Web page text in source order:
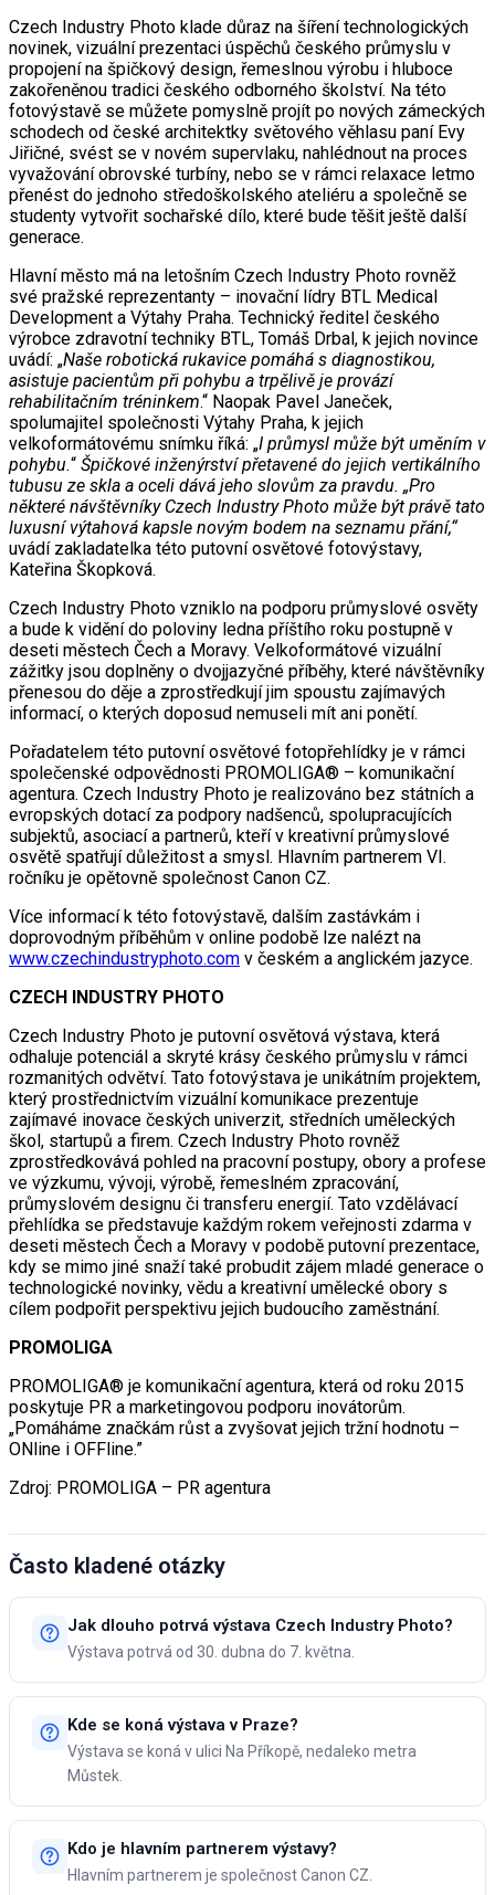
Czech Industry Photo klade důraz na šíření technologických
novinek, vizuální prezentaci úspěchů českého průmyslu v
propojení na špičkový design, řemeslnou výrobu i hluboce
zakořeněnou tradici českého odborného školství. Na této
fotovýstavě se můžete pomyslně projít po nových zámeckých
schodech od české architektky světového věhlasu paní Evy
Jiřičné, svést se v novém supervlaku, nahlédnout na proces
vyvažování obrovské turbíny, nebo se v rámci relaxace letmo
přenést do jednoho středoškolského ateliéru a společně se
studenty vytvořit sochařské dílo, které bude těšit ještě další
generace.
Hlavní město má na letošním Czech Industry Photo rovněž
své pražské reprezentanty – inovační lídry BTL Medical
Development a Výtahy Praha. Technický ředitel českého
výrobce zdravotní techniky BTL, Tomáš Drbal, k jejich novince
uvádí: „Naše robotická rukavice pomáhá s diagnostikou,
asistuje pacientům při pohybu a trpělivě je provází
rehabilitačním tréninkem.“ Naopak Pavel Janeček,
spolumajitel společnosti Výtahy Praha, k jejich
velkoformátovému snímku říká: „I průmysl může být uměním v
pohybu.“ Špičkové inženýrství přetavené do jejich vertikálního
tubusu ze skla a oceli dává jeho slovům za pravdu. „Pro
některé návštěvníky Czech Industry Photo může být právě tato
luxusní výtahová kapsle novým bodem na seznamu přání,“
uvádí zakladatelka této putovní osvětové fotovýstavy,
Kateřina Škopková.
Czech Industry Photo vzniklo na podporu průmyslové osvěty
a bude k vidění do poloviny ledna příštího roku postupně v
deseti městech Čech a Moravy. Velkoformátové vizuální
zážitky jsou doplněny o dvojjazyčné příběhy, které návštěvníky
přenesou do děje a zprostředkují jim spoustu zajímavých
informací, o kterých doposud nemuseli mít ani ponětí.
Pořadatelem této putovní osvětové fotopřehlídky je v rámci
společenské odpovědnosti PROMOLIGA® – komunikační
agentura. Czech Industry Photo je realizováno bez státních a
evropských dotací za podpory nadšenců, spolupracujících
subjektů, asociací a partnerů, kteří v kreativní průmyslové
osvětě spatřují důležitost a smysl. Hlavním partnerem VI.
ročníku je opětovně společnost Canon CZ.
Více informací k této fotovýstavě, dalším zastávkám i
doprovodným příběhům v online podobě lze nalézt na
www.czechindustryphoto.com v českém a anglickém jazyce.
CZECH INDUSTRY PHOTO
Czech Industry Photo je putovní osvětová výstava, která
odhaluje potenciál a skryté krásy českého průmyslu v rámci
rozmanitých odvětví. Tato fotovýstava je unikátním projektem,
který prostřednictvím vizuální komunikace prezentuje
zajímavé inovace českých univerzit, středních uměleckých
škol, startupů a firem. Czech Industry Photo rovněž
zprostředkovává pohled na pracovní postupy, obory a profese
ve výzkumu, vývoji, výrobě, řemeslném zpracování,
průmyslovém designu či transferu energií. Tato vzdělávací
přehlídka se představuje každým rokem veřejnosti zdarma v
deseti městech Čech a Moravy v podobě putovní prezentace,
kdy se mimo jiné snaží také probudit zájem mladé generace o
technologické novinky, vědu a kreativní umělecké obory s
cílem podpořit perspektivu jejich budoucího zaměstnání.
PROMOLIGA
PROMOLIGA® je komunikační agentura, která od roku 2015
poskytuje PR a marketingovou podporu inovátorům.
„Pomáháme značkám růst a zvyšovat jejich tržní hodnotu –
ONline i OFFline.”
Zdroj: PROMOLIGA – PR agentura
Často kladené otázky
Jak dlouho potrvá výstava Czech Industry Photo?
Výstava potrvá od 30. dubna do 7. května.
Kde se koná výstava v Praze?
Výstava se koná v ulici Na Příkopě, nedaleko metra
Můstek.
Kdo je hlavním partnerem výstavy?
Hlavním partnerem je společnost Canon CZ.